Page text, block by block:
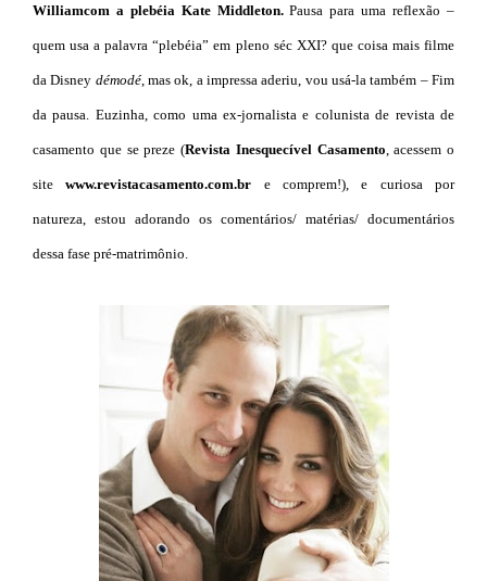
Williamcom a plebéia KateMiddleton.Pausa para uma reflexão –
quem usa a palavra “plebéia” em pleno séc XXI? que coisa mais filme
da Disney démodé, mas ok, a impressa aderiu, vou usá-la também – Fim
da pausa. Euzinha, como uma ex-jornalista e colunista de revista de
casamento que se preze (Revista Inesquecível Casamento , acessem o
sitewww.revistacasamento.com.br e comprem!), e curiosa por
natureza, estou adorando os comentários/ matérias/ documentários
dessa fase pré-matrimônio.